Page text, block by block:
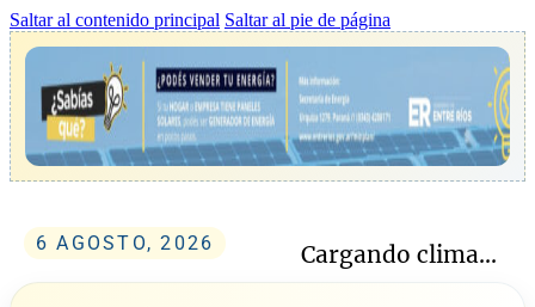
Saltar al contenido principal Saltar al pie de página
6 AGOSTO, 2026 Cargando clima...